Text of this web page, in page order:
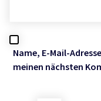
Name, E-Mail-
meinen nächsten